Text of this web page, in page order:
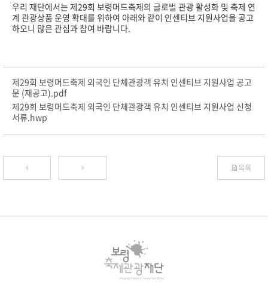
우리 재단에서는 제29회 보령머드축제의 글로벌 관광 활성화 및 축제 연
계 관광상품 운영 확대를 위하여 아래와 같이 인센티브 지원사업을 공고
하오니 많은 관심과 참여 바랍니다.
제29회 보령머드축제 외국인 단체관광객 유치 인센티브 지원사업 공고
문 (재공고).pdf
제29회 보령머드축제 외국인 단체관광객 유치 인센티브 지원사업 신청
서류.hwp
목록